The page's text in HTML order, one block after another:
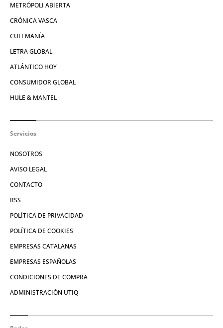
METRÓPOLI ABIERTA
CRÓNICA VASCA
CULEMANÍA
LETRA GLOBAL
ATLÁNTICO HOY
CONSUMIDOR GLOBAL
HULE & MANTEL
Servicios
NOSOTROS
AVISO LEGAL
CONTACTO
RSS
POLÍTICA DE PRIVACIDAD
POLÍTICA DE COOKIES
EMPRESAS CATALANAS
EMPRESAS ESPAÑOLAS
CONDICIONES DE COMPRA
ADMINISTRACIÓN UTIQ